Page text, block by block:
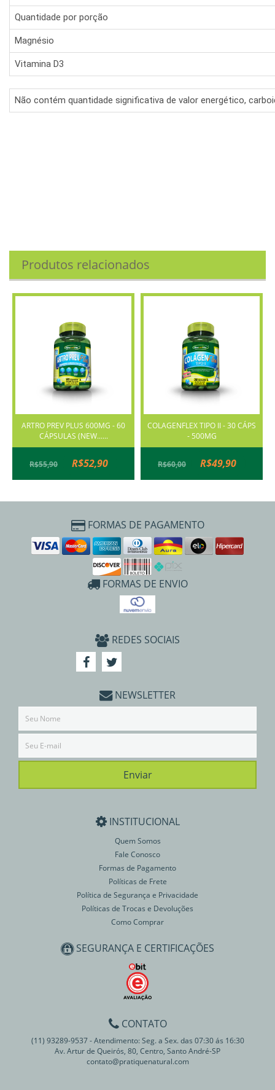
Quantidade por porção
Magnésio
Vitamina D3
Não contém quantidade significativa de valor energético,
Produtos relacionados
ARTRO PREV PLUS 600MG - 60
CÁPSULAS (NEW......
R$55,90 R$52,90
COLAGENFLEX TIPO II - 30 CÁPS
- 500MG
R$60,00 R$49,90
FORMAS DE PAGAMENTO
FORMAS DE ENVIO
REDES SOCIAIS
NEWSLETTER
INSTITUCIONAL
Quem Somos
Fale Conosco
Formas de Pagamento
Políticas de Frete
Política de Segurança e Privacidade
Políticas de Trocas e Devoluções
Como Comprar
SEGURANÇA E CERTIFICAÇÕES
CONTATO
(11) 93289-9537 - Atendimento: Seg. a Sex. das 07:30 ás 16:30
Av. Artur de Queirós, 80, Centro, Santo André-SP
contato@pratiquenatural.com